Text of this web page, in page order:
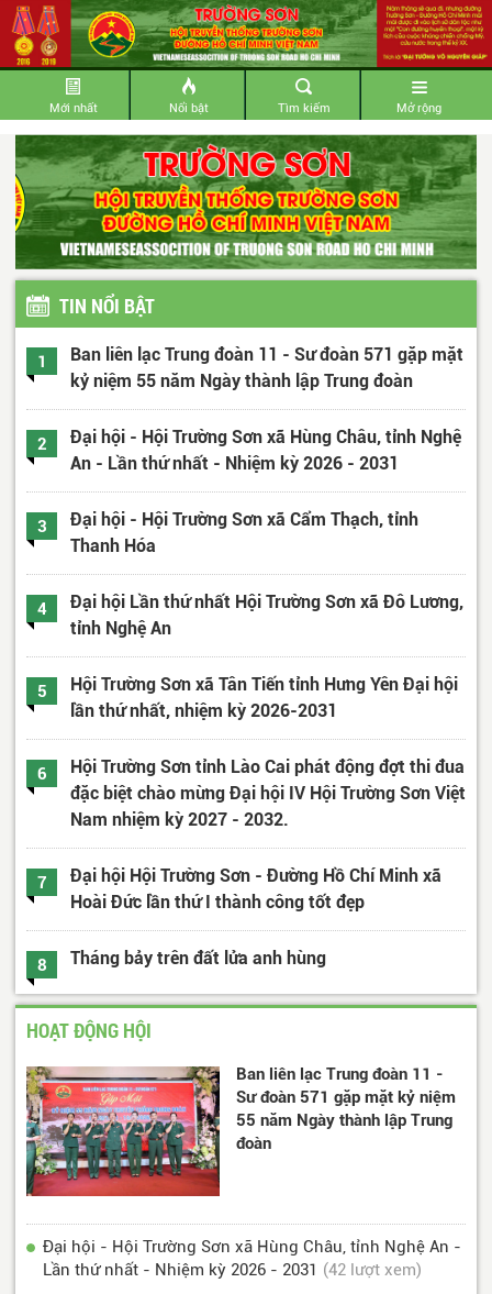
Mới nhất Nổi bật Tìm kiếm Mở rộng
TIN NỔI BẬT
1
Ban liên lạc Trung đoàn 11 - Sư đoàn 571 gặp mặt
kỷ niệm 55 năm Ngày thành lập Trung đoàn
2
Đại hội - Hội Trường Sơn xã Hùng Châu, tỉnh Nghệ
An - Lần thứ nhất - Nhiệm kỳ 2026 - 2031
3
Đại hội - Hội Trường Sơn xã Cẩm Thạch, tỉnh
Thanh Hóa
4
Đại hội Lần thứ nhất Hội Trường Sơn xã Đô Lương,
tỉnh Nghệ An
5
Hội Trường Sơn xã Tân Tiến tỉnh Hưng Yên Đại hội
lần thứ nhất, nhiệm kỳ 2026-2031
6
Hội Trường Sơn tỉnh Lào Cai phát động đợt thi đua
đặc biệt chào mừng Đại hội IV Hội Trường Sơn Việt
Nam nhiệm kỳ 2027 - 2032.
7
Đại hội Hội Trường Sơn - Đường Hồ Chí Minh xã
Hoài Đức lần thứ I thành công tốt đẹp
8 Tháng bảy trên đất lửa anh hùng
HOẠT ĐỘNG HỘI
Ban liên lạc Trung đoàn 11 -
Sư đoàn 571 gặp mặt kỷ niệm
55 năm Ngày thành lập Trung
đoàn
Đại hội - Hội Trường Sơn xã Hùng Châu, tỉnh Nghệ An -
Lần thứ nhất - Nhiệm kỳ 2026 - 2031 (42 lượt xem)